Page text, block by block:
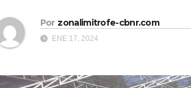
Por zonalimitrofe-cbnr.com
ENE 17, 2024